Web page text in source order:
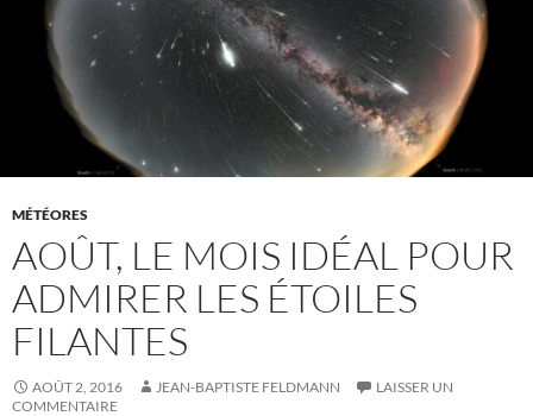
MÉTÉORES
AOÛT, LE MOIS IDÉAL POUR
ADMIRER LES ÉTOILES
FILANTES
AOÛT 2, 2016 JEAN-BAPTISTE FELDMANN
LAISSER UN
COMMENTAIRE